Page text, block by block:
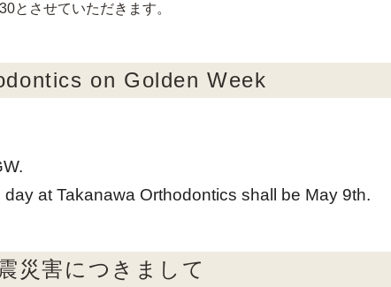
とさせていただきます。
on Golden Week
at Takanawa Orthodontics shall be May 9th.
災害につきまして